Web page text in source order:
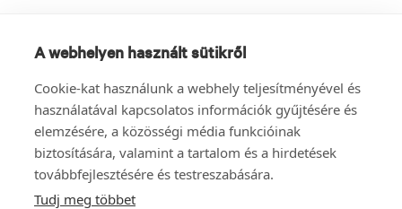
A webhelyen használt sütikről
Cookie-kat használunk a webhely teljesítményével és
használatával kapcsolatos információk gyűjtésére és
elemzésére, a közösségi média funkcióinak
biztosítására, valamint a tartalom és a hirdetések
továbbfejlesztésére és testreszabására.
Tudj meg többet